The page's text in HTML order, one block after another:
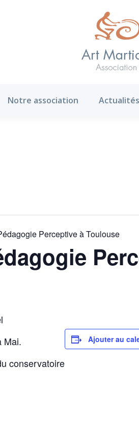
Notre association Actualités
Perceptive à Toulouse
Mai.
conservatoire
Ajouter au
Notre association